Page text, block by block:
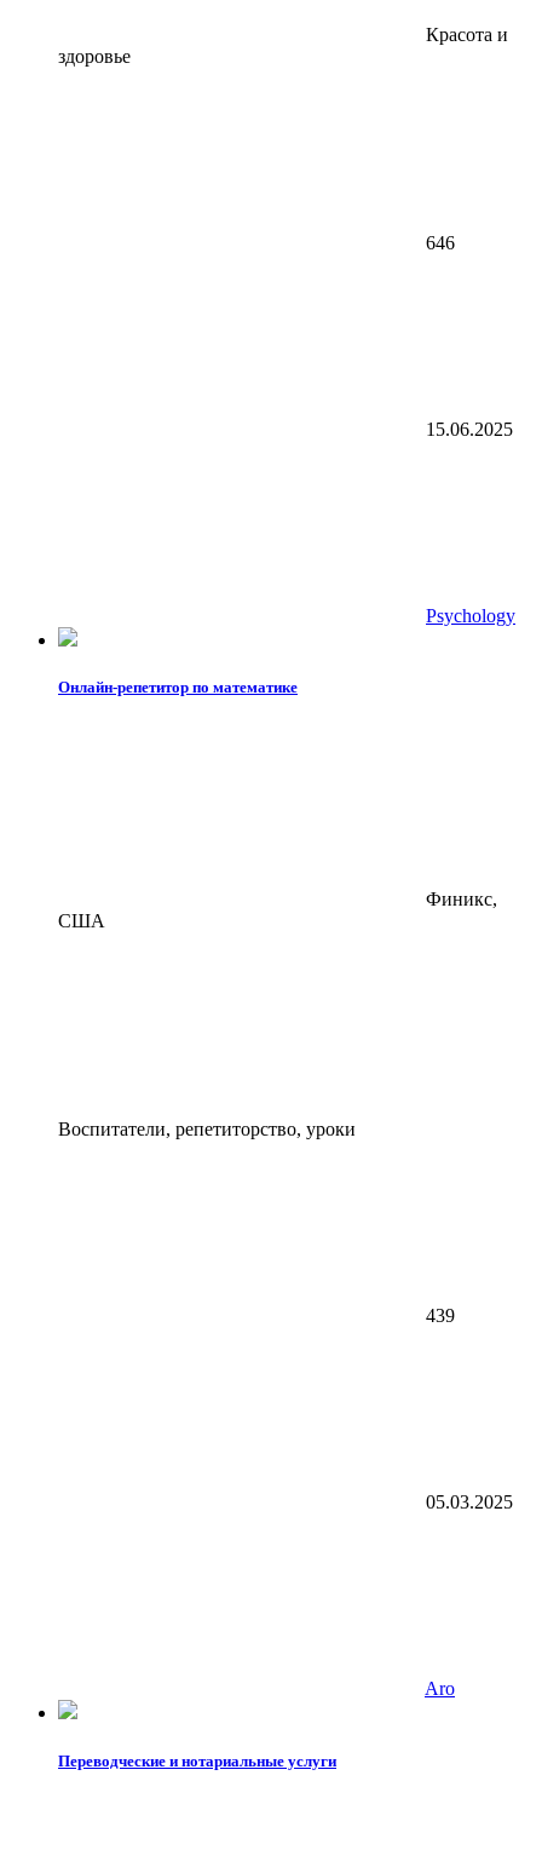
Красота и
здоровье
646
15.06.2025
Psychology
Онлайн-репетитор по математике
Финикс,
США
Воспитатели, репетиторство, уроки
439
05.03.2025
Aro
Переводческие и нотариальные услуги